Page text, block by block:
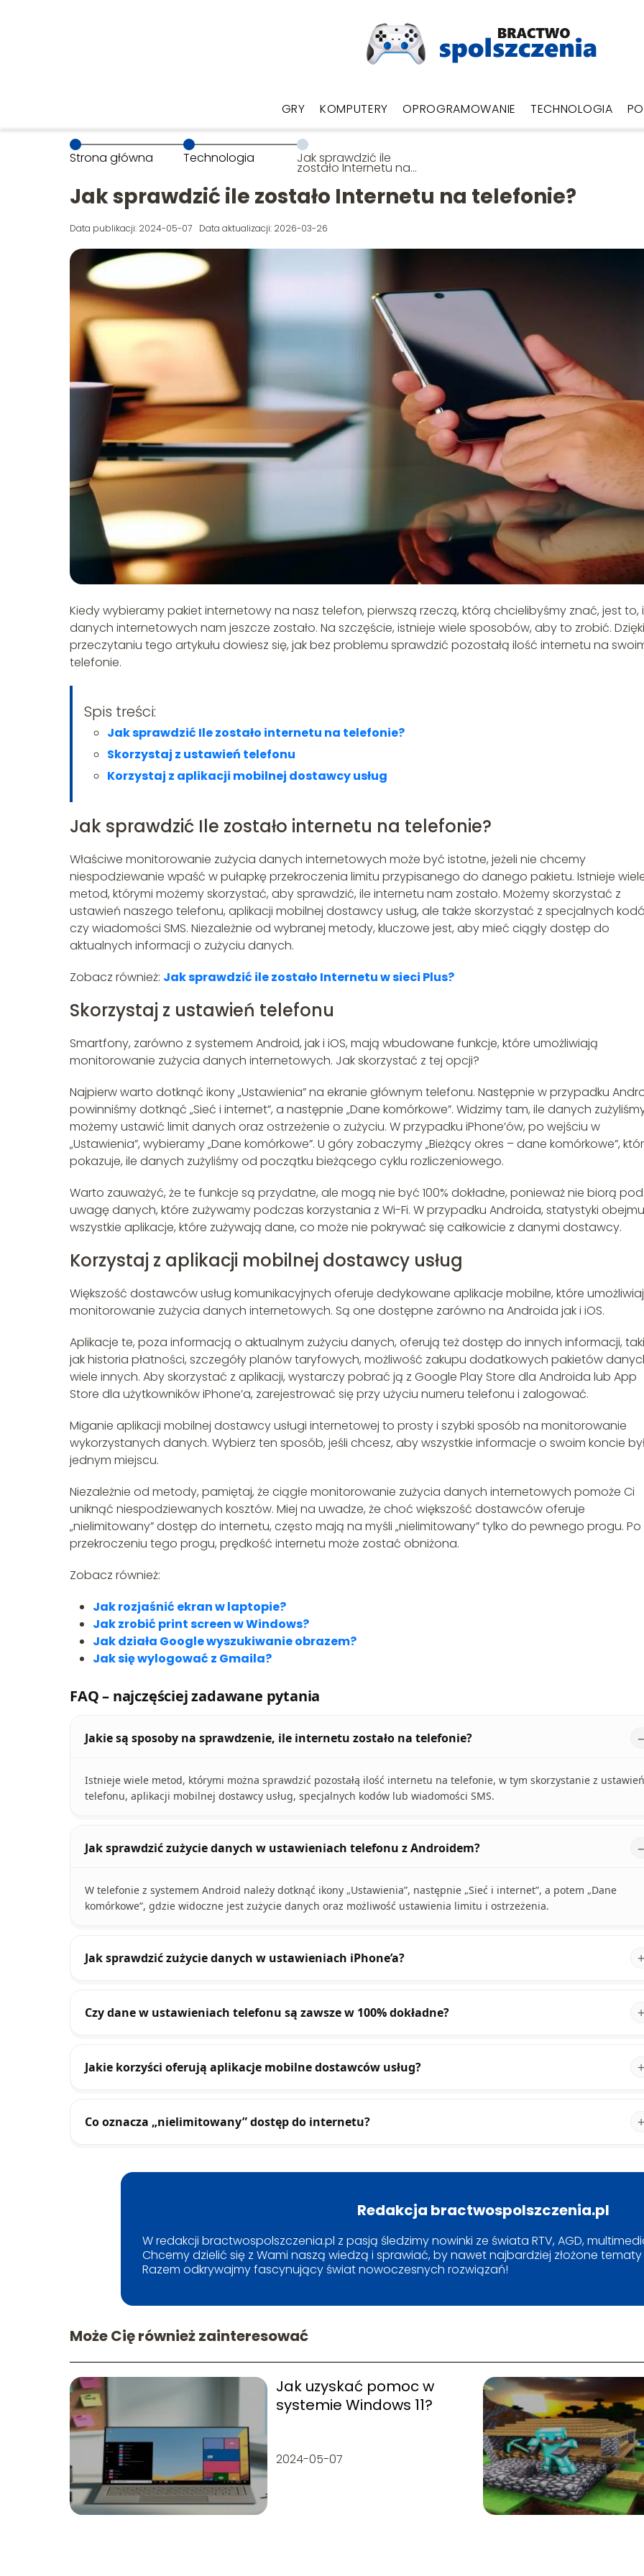
GRY KOMPUTERY OPROGRAMOWANIE TECHNOLOGIA
Strona główna Technologia Jak sprawdzić ile
zostało Internetu na
Jak sprawdzić ile zostało Internetu na telefonie?
Data publikacji: 2024-05-07 Data aktualizacji: 2026-03-26
Kiedy wybieramy pakiet internetowy na nasz telefon, pierwszą rzeczą, którą chcielibyśmy znać, jest to,
danych internetowych nam jeszcze zostało. Na szczęście, istnieje wiele sposobów, aby to zrobić. Dzięki
przeczytaniu tego artykułu dowiesz się, jak bez problemu sprawdzić pozostałą ilość internetu na
telefonie.
Spis treści:
Jak sprawdzić Ile zostało internetu na telefonie?
Skorzystaj z ustawień telefonu
Korzystaj z aplikacji mobilnej dostawcy usług
Jak sprawdzić Ile zostało internetu na telefonie?
Właściwe monitorowanie zużycia danych internetowych może być istotne, jeżeli nie chcemy
niespodziewanie wpaść w pułapkę przekroczenia limitu przypisanego do danego pakietu. Istnieje
metod, którymi możemy skorzystać, aby sprawdzić, ile internetu nam zostało. Możemy skorzystać z
ustawień naszego telefonu, aplikacji mobilnej dostawcy usług, ale także skorzystać z specjalnych
czy wiadomości SMS. Niezależnie od wybranej metody, kluczowe jest, aby mieć ciągły dostęp do
aktualnych informacji o zużyciu danych.
Zobacz również: Jak sprawdzić ile zostało Internetu w sieci Plus?
Skorzystaj z ustawień telefonu
Smartfony, zarówno z systemem Android, jak i iOS, mają wbudowane funkcje, które umożliwiają
monitorowanie zużycia danych internetowych. Jak skorzystać z tej opcji?
Najpierw warto dotknąć ikony „Ustawienia” na ekranie głównym telefonu. Następnie w przypadku
powinniśmy dotknąć „Sieć i internet”, a następnie „Dane komórkowe”. Widzimy tam, ile danych
możemy ustawić limit danych oraz ostrzeżenie o zużyciu. W przypadku iPhone’ów, po wejściu w
„Ustawienia”, wybieramy „Dane komórkowe”. U góry zobaczymy „Bieżący okres – dane komórkowe”,
pokazuje, ile danych zużyliśmy od początku bieżącego cyklu rozliczeniowego.
Warto zauważyć, że te funkcje są przydatne, ale mogą nie być 100% dokładne, ponieważ nie biorą pod
uwagę danych, które zużywamy podczas korzystania z Wi-Fi. W przypadku Androida, statystyki
wszystkie aplikacje, które zużywają dane, co może nie pokrywać się całkowicie z danymi dostawcy.
Korzystaj z aplikacji mobilnej dostawcy usług
Większość dostawców usług komunikacyjnych oferuje dedykowane aplikacje mobilne, które
monitorowanie zużycia danych internetowych. Są one dostępne zarówno na Androida jak i iOS.
Aplikacje te, poza informacją o aktualnym zużyciu danych, oferują też dostęp do innych informacji,
jak historia płatności, szczegóły planów taryfowych, możliwość zakupu dodatkowych pakietów
wiele innych. Aby skorzystać z aplikacji, wystarczy pobrać ją z Google Play Store dla Androida lub App
Store dla użytkowników iPhone’a, zarejestrować się przy użyciu numeru telefonu i zalogować.
Miganie aplikacji mobilnej dostawcy usługi internetowej to prosty i szybki sposób na monitorowanie
wykorzystanych danych. Wybierz ten sposób, jeśli chcesz, aby wszystkie informacje o swoim koncie
jednym miejscu.
Niezależnie od metody, pamiętaj, że ciągłe monitorowanie zużycia danych internetowych pomoże Ci
uniknąć niespodziewanych kosztów. Miej na uwadze, że choć większość dostawców oferuje
„nielimitowany” dostęp do internetu, często mają na myśli „nielimitowany” tylko do pewnego progu. Po
przekroczeniu tego progu, prędkość internetu może zostać obniżona.
Zobacz również:
Jak rozjaśnić ekran w laptopie?
Jak zrobić print screen w Windows?
Jak działa Google wyszukiwanie obrazem?
Jak się wylogować z Gmaila?
FAQ – najczęściej zadawane pytania
Jakie są sposoby na sprawdzenie, ile internetu zostało na telefonie?
Istnieje wiele metod, którymi można sprawdzić pozostałą ilość internetu na telefonie, w tym skorzystanie z ustawień
telefonu, aplikacji mobilnej dostawcy usług, specjalnych kodów lub wiadomości SMS.
Jak sprawdzić zużycie danych w ustawieniach telefonu z Androidem?
W telefonie z systemem Android należy dotknąć ikony „Ustawienia”, następnie „Sieć i internet”, a potem „Dane
komórkowe”, gdzie widoczne jest zużycie danych oraz możliwość ustawienia limitu i ostrzeżenia.
Jak sprawdzić zużycie danych w ustawieniach iPhone’a?
Czy dane w ustawieniach telefonu są zawsze w 100% dokładne?
Jakie korzyści oferują aplikacje mobilne dostawców usług?
Co oznacza „nielimitowany” dostęp do internetu?
Redakcja bractwospolszczenia.pl
W redakcji bractwospolszczenia.pl z pasją śledzimy nowinki ze świata RTV, AGD,
Chcemy dzielić się z Wami naszą wiedzą i sprawiać, by nawet najbardziej złożone
Razem odkrywajmy fascynujący świat nowoczesnych rozwiązań!
Może Cię również zainteresować
Jak uzyskać pomoc w
systemie Windows 11?
2024-05-07